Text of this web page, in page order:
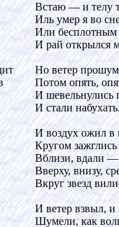
Встаю — и телу
Иль умер я во
Или бесплотным
И рай открылся
Но ветер
Потом опять,
И шевельнулись
И стали
И воздух ожил
Кругом
Вблизи, вдали
Вверху, внизу,
Вкруг звезд
И ветер взвыл, и
Шумели, как